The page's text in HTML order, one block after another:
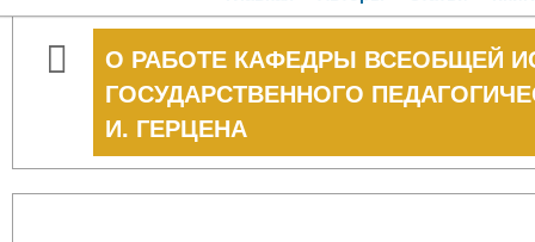
О РАБОТЕ КАФЕДРЫ ВСЕОБЩЕЙ
ГОСУДАРСТВЕННОГО
И. ГЕРЦЕНА